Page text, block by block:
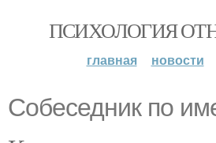
ПСИХОЛОГИЯ
главная новости
Собеседник по